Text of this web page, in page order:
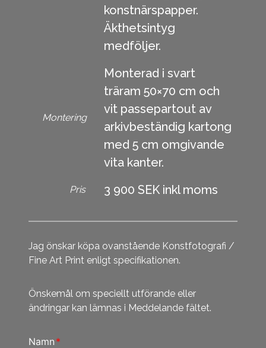
konstnärspapper.
Äkthetsintyg
medföljer.
Montering
Monterad i svart
träram 50×70 cm och
vit passepartout av
arkivbeständig kartong
med 5 cm omgivande
vita kanter.
Pris 3 900 SEK inkl moms
Jag önskar köpa ovanstående Konstfotografi /
Fine Art Print enligt specifikationen.
Önskemål om speciellt utförande eller
ändringar kan lämnas i Meddelande fältet.
Namn *